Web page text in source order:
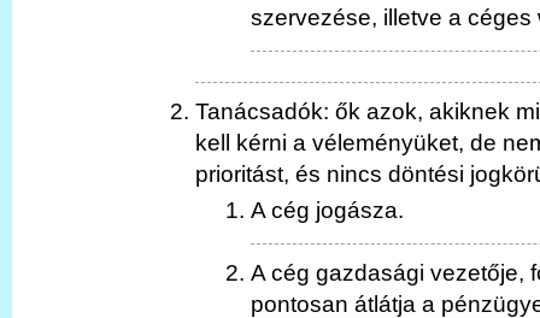
szervezése, illetve a céges
Tanácsadók: ők azok, akiknek
kell kérni a véleményüket, de
prioritást, és nincs döntési
A cég jogásza.
A cég gazdasági vezetője,
pontosan átlátja a